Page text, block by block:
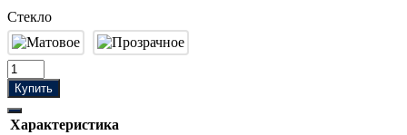
Стекло
Купить
Характеристика